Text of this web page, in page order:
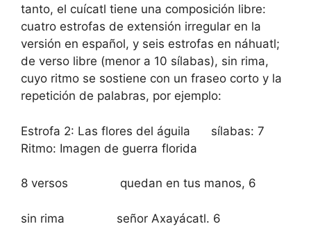
tanto, el cuícatl tiene una composición libre:
cuatro estrofas de extensión irregular en la
versión en español, y seis estrofas en náhuatl;
de verso libre (menor a 10 sílabas), sin rima,
cuyo ritmo se sostiene con un fraseo corto y la
repetición de palabras, por ejemplo:
Estrofa 2: Las flores del águila sílabas: 7
Ritmo: Imagen de guerra florida
8 versos quedan en tus manos, 6
sin rima señor Axayácatl. 6